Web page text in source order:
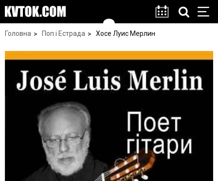
Головна Поп і Естрада Хосе Луис Мерлин